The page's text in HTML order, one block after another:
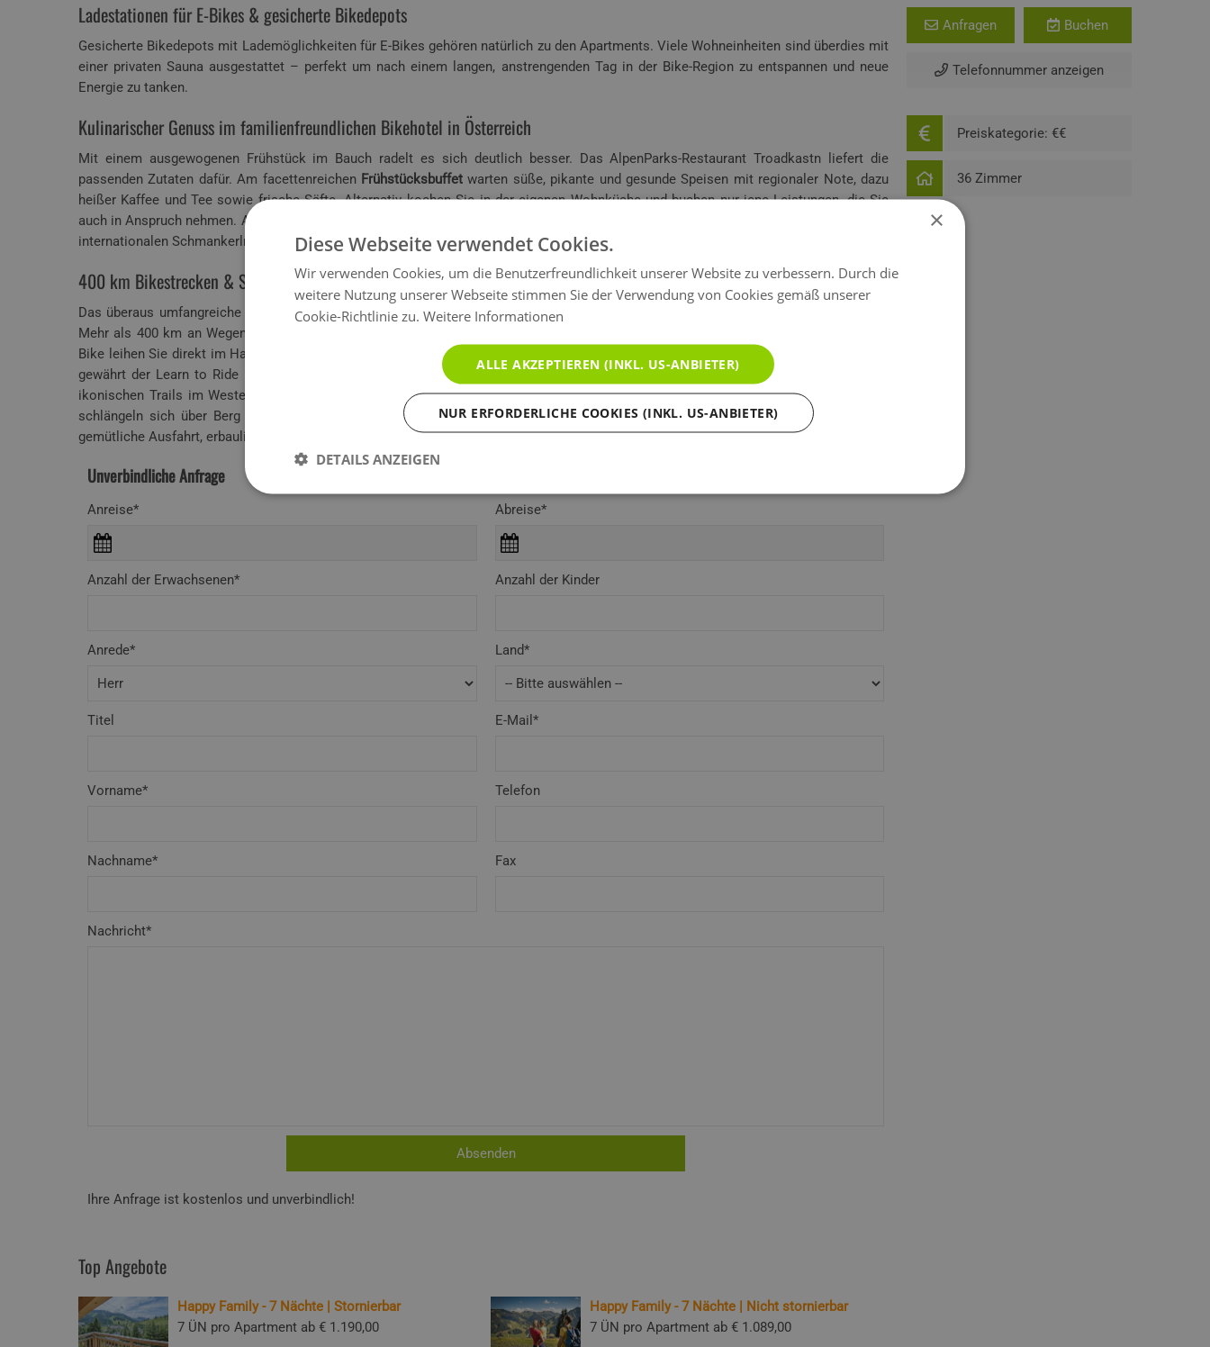
Ladestationen für E-Bikes & gesicherte Bikedepots
Gesicherte Bikedepots mit Lademöglichkeiten für E-Bikes gehören natürlich zu den Apartments. Viele Wohneinheiten sind überdies mit
einer privaten Sauna ausgestattet – perfekt um nach einem langen, anstrengenden Tag in der Bike-Region zu entspannen und neue
Energie zu tanken.
Kulinarischer Genuss im familienfreundlichen Bikehotel in Österreich
Mit einem ausgewogenen Frühstück im Bauch radelt es sich deutlich besser. Das AlpenParks-Restaurant Troadkastn liefert die
passenden Zutaten dafür. Am facettenreichen Frühstücksbuffet warten süße, pikante und gesunde Speisen mit regionaler Note, dazu
heißer Kaffee und Tee sowie frische Säfte. Alternativ kochen Sie in der eigenen Wohnküche und buchen nur jene Leistungen, die Sie
auch in Anspruch nehmen. Abends stärken Sie sich à la carte mit Spezialitäten aus der Region, aus Österreich sowie mit ausgesuchten
internationalen Schmankerln vom Tafelspitz bis zur hausgemachten Pizza.
400 km Bikestrecken & Singletrails in der Region Saalbach-Hinterglemm
Das überaus umfangreiche Netzwerk an Radwegen, Mountainbike-Trails und E-Bike-Touren lässt Biker-Herzen gewiss höherschlagen.
Mehr als 400 km an Wegen in und rund um Saalbach Hinterglemm erschließen das Home of Lässig auf zwei Rädern. Das passende
Bike leihen Sie direkt im Haus bei den Sunbikers mit attraktiven Angeboten und Ermäßigungen für Hotelgäste. Für Kids und Einsteiger
gewährt der Learn to Ride Park auf der Kohlmais-Turmwiese neben unserem Hotel den idealen Einstieg in die Bike-Region mit fünf
ikonischen Trails im Westentaschenformat. Unzählige Lines, Trails und Touren – auf Wunsch mit ortskundigen, erfahrenen Guides -
schlängeln sich über Berg und Tal und schaffen sogar eine Verbindung zum nicht minder spektakulären Bike-Circus Leogang. Ob
gemütliche Ausfahrt, erbauliche Almtour mit feiner Hüttenkost oder pure Downhill-Action, für Spaß und Abwechslung ist stets gesorgt.
Unverbindliche Anfrage
Anreise* Abreise*
Anzahl der Erwachsenen* Anzahl der Kinder
Anrede*
Titel
Vorname*
Nachname*
Land*
E-Mail*
Telefon
Fax
Nachricht*
Ihre Anfrage ist kostenlos und unverbindlich!
Top Angebote
Happy Family - 7 Nächte | Stornierbar
7 ÜN pro Apartment ab € 1.190,00
Happy Family - 7 Nächte | Nicht stornierbar
7 ÜN pro Apartment ab € 1.089,00
Anfragen Buchen
Telefonnummer anzeigen
Preiskategorie: €€
36 Zimmer
×
Diese Webseite verwendet Cookies.
Wir verwenden Cookies, um die Benutzerfreundlichkeit unserer Website zu verbessern. Durch die
weitere Nutzung unserer Webseite stimmen Sie der Verwendung von Cookies gemäß unserer
Cookie-Richtlinie zu. Weitere Informationen
ALLE AKZEPTIEREN (INKL. US-ANBIETER)
NUR ERFORDERLICHE COOKIES (INKL. US-ANBIETER)
DETAILS ANZEIGEN